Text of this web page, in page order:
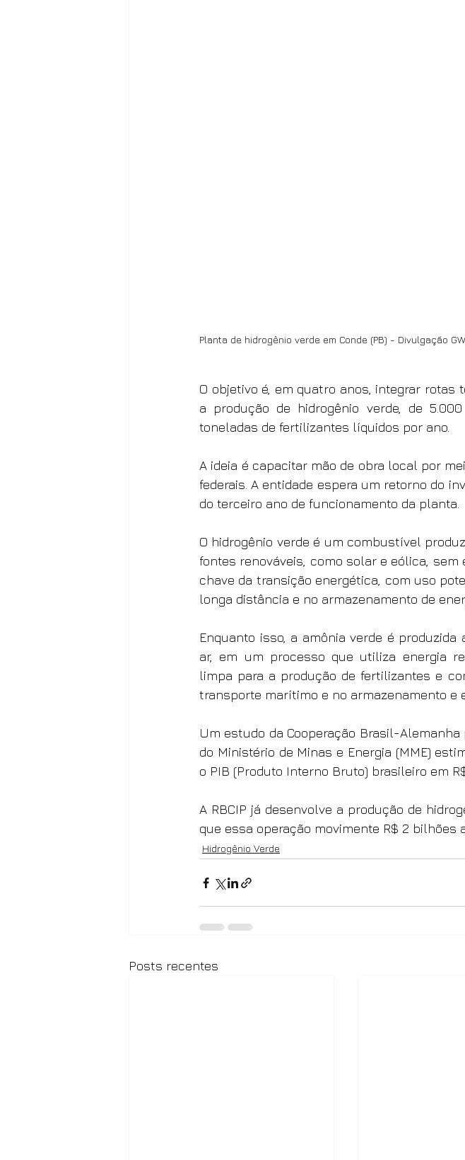
Planta de hidrogênio verde em Conde (PB) - Divulgação
O objetivo é, em quatro anos, integrar rotas
a produção de hidrogênio verde, de
toneladas de fertilizantes líquidos por ano.
A ideia é capacitar mão de obra local por
federais. A entidade espera um retorno do
do terceiro ano de funcionamento da planta.
O hidrogênio verde é um combustível
fontes renováveis, como solar e eólica,
chave da transição energética, com uso
longa distância e no armazenamento de
Enquanto isso, a amônia verde é
ar, em um processo que utiliza energia
limpa para a produção de fertilizantes e
transporte marítimo e no armazenamento e
Um estudo da Cooperação Brasil-
do Ministério de Minas e Energia (MME)
o PIB (Produto Interno Bruto) brasileiro em
A RBCIP já desenvolve a produção de
que essa operação movimente R$ 2 bilhões
Hidrogênio Verde
Posts recentes